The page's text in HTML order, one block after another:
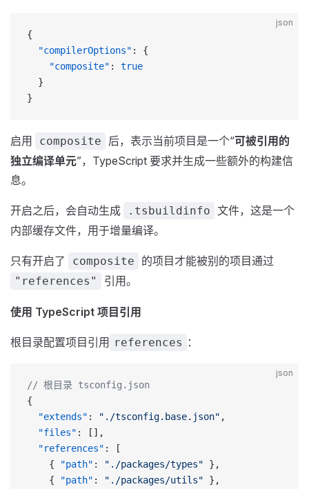
json
{
  "compilerOptions"
: {
    "composite"
: true
  }
}
启用 composite 后，表示当前项目是一个“可被引用的
独立编译单元”，TypeScript 要求并生成一些额外的构建信
息。
开启之后，会自动生成 .tsbuildinfo 文件，这是一个
内部缓存文件，用于增量编译。
只有开启了 composite 的项目才能被别的项目通过
"references" 引用。
使用 TypeScript 项目引用
根目录配置项目引用 references ：
json
// 根目录 tsconfig.json
{
  "extends"
: "./tsconfig.base.json" ,
  "files"
: [],
  "references"
: [
    {
"path" : "./packages/types" },
    {
"path" : "./packages/utils" },